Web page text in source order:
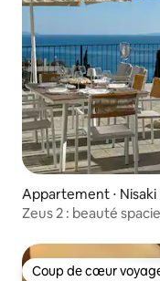
Appartement ⋅ Nisaki
Zeus 2 : beauté
Coup de cœur